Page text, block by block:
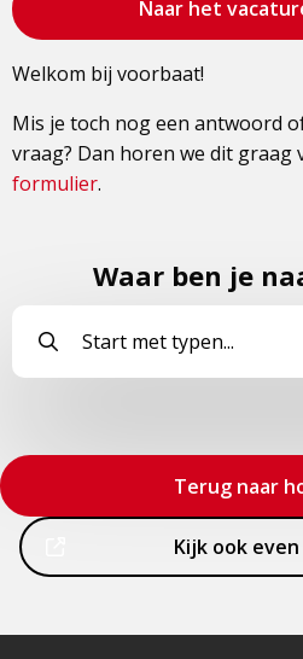
Bezoek
de
pagina
Naar het
Welkom bij voorbaat!
Mis je toch nog een antwoord
vraag? Dan horen we dit graag
formulier.
Waar ben je
Terug naar
is
externe
Kijk ook